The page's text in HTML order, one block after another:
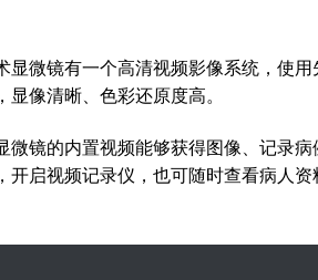
显微镜有一个高清视频影像系统，使
显像清晰、色彩还原度高。
微镜的内置视频能够获得图像、记录
开启视频记录仪，也可随时查看病人资